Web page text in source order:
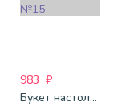
983 ₽
Букет настольный №15